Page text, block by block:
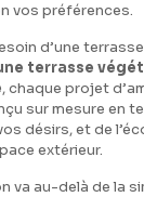
vos préférences.
d’une
terrasse
, chaque projet
sur mesure en
désirs, et de
extérieur.
va au-delà de la